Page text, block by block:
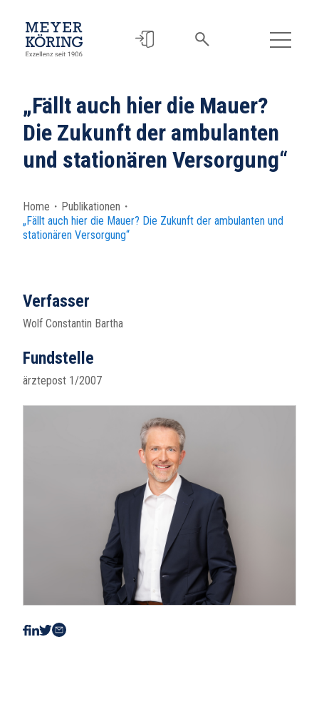
„Fällt auch hier die Mauer?
Die Zukunft der ambulanten
und stationären Versorgung“
Home ・ Publikationen ・
„Fällt auch hier die Mauer? Die Zukunft der ambulanten und
stationären Versorgung“
Verfasser
Wolf Constantin Bartha
Fundstelle
ärztepost 1/2007